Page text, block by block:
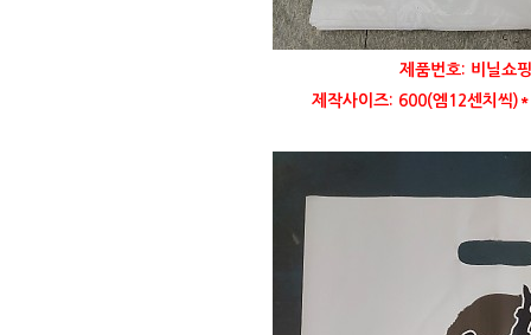
제품번호: 비닐쇼
제작사이즈: 600(엠12센치씩